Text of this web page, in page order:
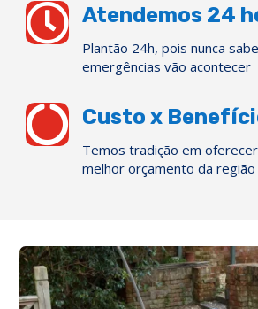
 Atendemos 24
Plantão 24h, pois nunca
emergências vão acontecer
 Custo x
Temos tradição em
melhor orçamento da região